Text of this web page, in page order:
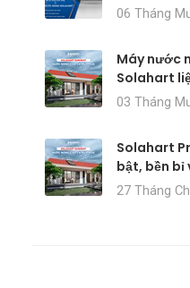
06 Tháng
Máy nước
Solahart
mưa?
03 Tháng
Solahart
bật, bền
27 Tháng